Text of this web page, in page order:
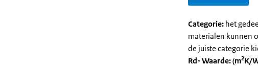
Categorie: het
materialen kunnen
de juiste categorie
Rd- Waarde: (m2K/